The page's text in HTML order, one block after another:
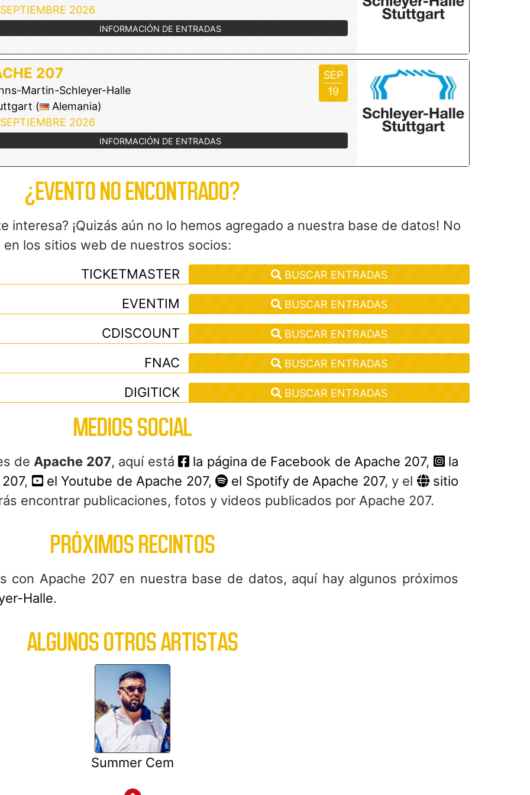
2026
INFORMACIÓN DE ENTRADAS
SEP
19
207
Martin-Schleyer-Halle
(
Alemania)
2026
INFORMACIÓN DE ENTRADAS
¿EVENTO NO ENCONTRADO?
interesa? ¡Quizás aún no lo hemos agregado a nuestra base de datos! No
los sitios web de nuestros socios:
TICKETMASTER
BUSCAR ENTRADAS
EVENTIM BUSCAR ENTRADAS
CDISCOUNT BUSCAR ENTRADAS
FNAC BUSCAR ENTRADAS
DIGITICK BUSCAR ENTRADAS
MEDIOS SOCIAL
de Apache 207, aquí está la página de Facebook de Apache 207,
la
, el Youtube de Apache 207, el Spotify de Apache 207, y el
sitio
encontrar publicaciones, fotos y videos publicados por Apache 207.
PRÓXIMOS RECINTOS
con Apache 207 en nuestra base de datos, aquí hay algunos próximos
Halle.
ALGUNOS OTROS ARTISTAS
Summer Cem